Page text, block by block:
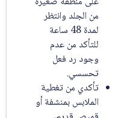
من الجلد وانتظر
لمدة 48 ساعة
للتأكد من عدم
وجود رد فعل
تحسسي.
تأكدي من تغطية
الملابس بمنشفة أو